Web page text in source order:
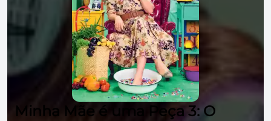
Minha Mãe é uma Peça 3: O